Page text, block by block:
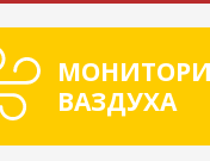
ВАЗДУХА